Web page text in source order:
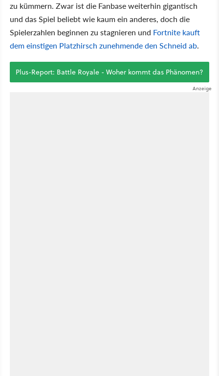
zu kümmern. Zwar ist die Fanbase weiterhin gigantisch
und das Spiel beliebt wie kaum ein anderes, doch die
Spielerzahlen beginnen zu stagnieren und Fortnite kauft
dem einstigen Platzhirsch zunehmende den Schneid ab.
Plus-Report: Battle Royale - Woher kommt das Phänomen?